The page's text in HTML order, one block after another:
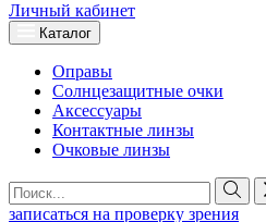
Личный кабинет
Каталог
Оправы
Солнцезащитные очки
Аксессуары
Контактные линзы
Очковые линзы
записаться на проверку зрения